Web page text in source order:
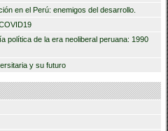
en el Perú: enemigos del desarrollo.
política de la era neoliberal peruana: 1990
y su futuro